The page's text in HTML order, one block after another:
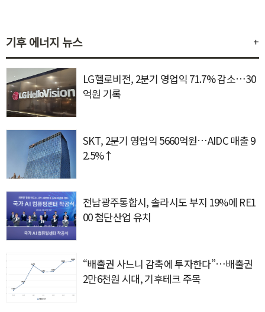
기후 에너지 뉴스 +
LG헬로비전, 2분기 영업익 71.7% 감소…30
억원 기록
SKT, 2분기 영업익 5660억원…AIDC 매출 9
2.5%↑
전남광주통합시, 솔라시도 부지 19%에 RE1
00 첨단산업 유치
“배출권 사느니 감축에 투자한다”…배출권
2만6천원 시대, 기후테크 주목